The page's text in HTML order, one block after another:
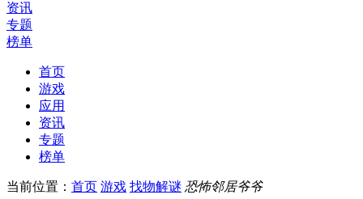
资讯
专题
榜单
首页
游戏
应用
资讯
专题
榜单
当前位置： 首页 游戏 找物解谜 恐怖邻居爷爷